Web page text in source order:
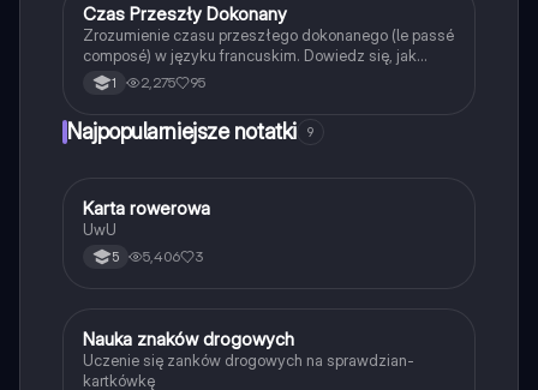
Język francuski
Czas Przeszły Dokonany
Zrozumienie czasu przeszłego dokonanego (le passé
composé) w języku francuskim. Dowiedz się, jak
używać czasowników 'être' i 'avoir', tworzyć
imiesłowy oraz stosować negację. Idealne dla
gramatyki francuskiej.
1 2,275 95
Najpopularniejsze notatki 9
KTechnika
Karta rowerowa
UwU
5 5,406 3
NTechnika
Nauka znaków drogowych
Uczenie się zanków drogowych na sprawdzian-
kartkówkę